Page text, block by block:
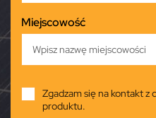
Miejscowość
Zgadzam się na kontakt z
produktu.